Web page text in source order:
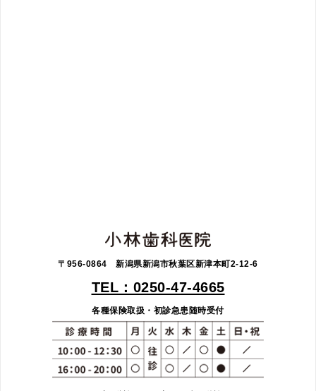
〒956-0864 新潟県新潟市秋葉区新津本町2-12-6
TEL：0250-47-4665
各種保険取扱・初診急患随時受付